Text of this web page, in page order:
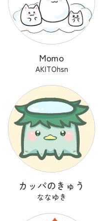
Momo
AKITOhsn
カッパのきゅう
ななゆき